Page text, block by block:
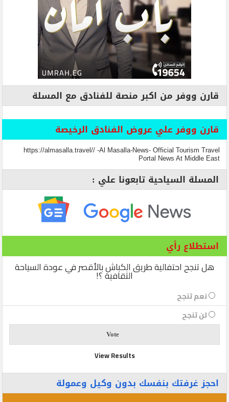
قارن ووفر من اكبر منصة للفنادق مع المسلة
قارن ووفر علي عروض الفنادق الرخيصة
https://almasalla.travel// -Al Masalla-News- Official Tourism Travel
Portal News At Middle East
المسلة السياحية تابعونا علي :
استطلاع رأي
هل تنجح احتفالية طريق الكباش بالأقصر في عودة السياحة
الثقافية ؟!
نعم تنجح
لن تنجح
View Results
احجز غرفتك بنفسك بدون وكيل وعمولة